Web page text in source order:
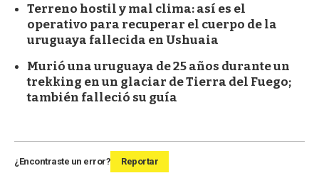
Terreno hostil y mal clima: así es el
operativo para recuperar el cuerpo de la
uruguaya fallecida en Ushuaia
Murió una uruguaya de 25 años durante un
trekking en un glaciar de Tierra del Fuego;
también falleció su guía
¿Encontraste un error? Reportar